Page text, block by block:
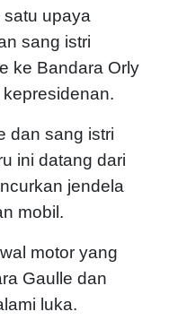
satu upaya
sang istri
ke Bandara Orly
dan sang istri
ini datang dari
jendela
mobil.
motor yang
Gaulle dan
luka.